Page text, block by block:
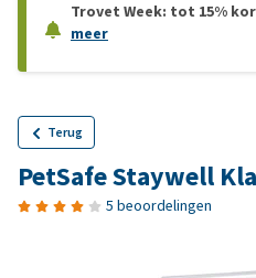
Trovet Week: tot 15%
meer
Terug
PetSafe Staywell
5 beoordelingen